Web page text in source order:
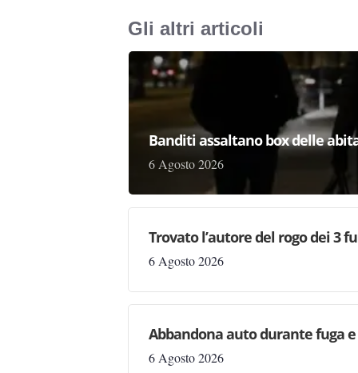
Gli altri articoli
Banditi assaltano box delle
6 Agosto 2026
Trovato l’autore del rogo dei 3
6 Agosto 2026
Abbandona auto durante fuga
6 Agosto 2026